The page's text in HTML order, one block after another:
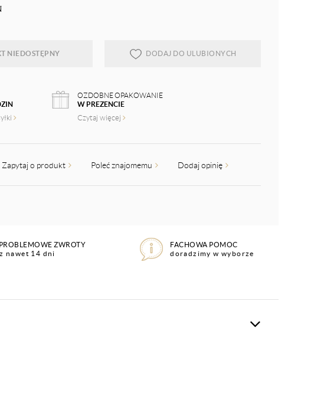
NIEDOSTĘPNY DODAJ DO ULUBIONYCH
OZDOBNE OPAKOWANIE
W PREZENCIE
Czytaj więcej
Zapytaj o produkt Poleć znajomemu Dodaj opinię
ZWROTY
nawet 14 dni
FACHOWA POMOC
doradzimy w wyborze